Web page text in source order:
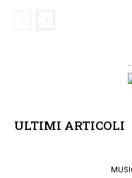
-
ULTIMI ARTICOLI